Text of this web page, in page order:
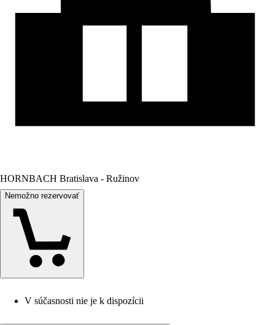
HORNBACH Bratislava - Ružinov
Nemožno rezervovať
V súčasnosti nie je k dispozícii